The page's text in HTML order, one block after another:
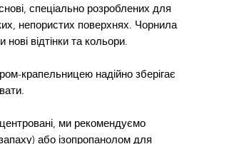
спеціально розроблених для
непористих поверхнях. Чорнила
відтінки та кольори.
крапельницею надійно зберігає
ми рекомендуємо
або ізопропанолом для